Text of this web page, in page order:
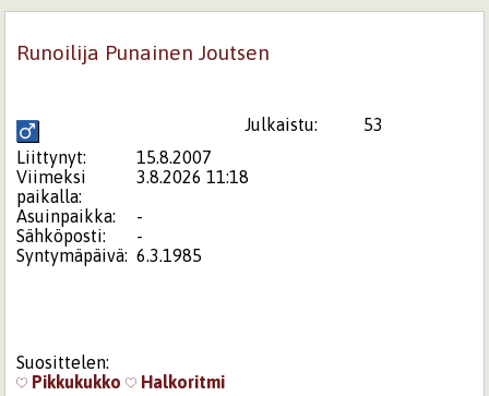
Runoilija Punainen Joutsen
Julkaistu:
53
Liittynyt:
15.8.2007
Viimeksi
paikalla:
3.8.2026 11:18
Asuinpaikka:
-
Sähköposti:
-
Syntymäpäivä: 6.3.1985
Suosittelen:
Pikkukukko
Halkoritmi